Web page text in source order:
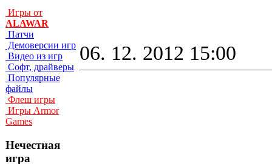
Игры от
ALAWAR
Патчи
Демоверсии игр
Видео из игр
Софт, драйверы
Популярные
файлы
Флеш игры
Игры Armor
Games
Нечестная
игра
06. 12. 2012 15:00